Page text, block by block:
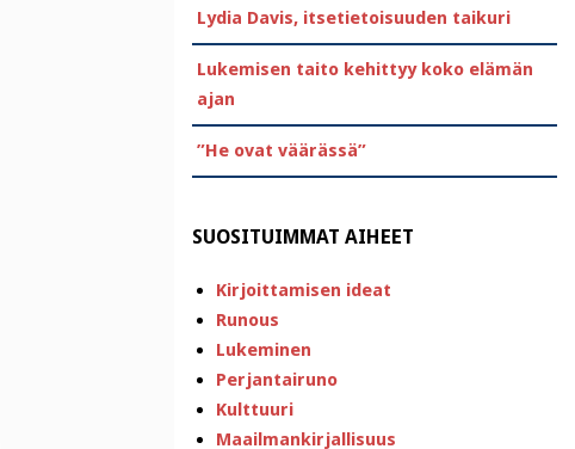
Lydia Davis, itsetietoisuuden taikuri
Lukemisen taito kehittyy koko elämän
ajan
”He ovat väärässä”
SUOSITUIMMAT AIHEET
Kirjoittamisen ideat
Runous
Lukeminen
Perjantairuno
Kulttuuri
Maailmankirjallisuus